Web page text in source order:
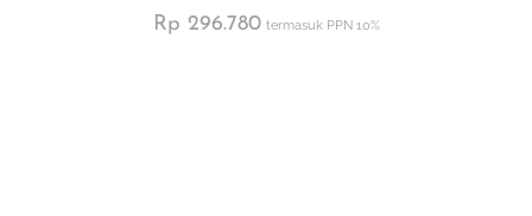
Rp 296.780 termasuk PPN 10%